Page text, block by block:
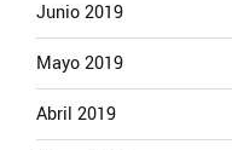
Junio 2019
Mayo 2019
Abril 2019